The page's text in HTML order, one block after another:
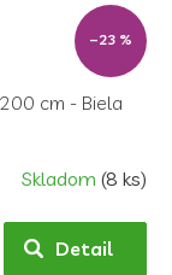
–23 %
cm - Biela
Skladom (8 ks)
Detail